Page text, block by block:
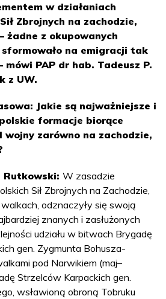
w działaniach
Zbrojnych na zachodzie,
żadne z okupowanych
na emigracji tak
mówi PAP dr hab. Tadeusz P.
z UW.
Jakie są najważniejsze i
formacje biorące
wojny zarówno na zachodzie,
Rutkowski: W zasadzie
Sił Zbrojnych na Zachodzie,
odznaczyły się swoją
znanych i zasłużonych
udziału w bitwach Brygadę
gen. Zygmunta Bohusza-
pod Narwikiem (maj–
Strzelców Karpackich gen.
wsławioną obroną Tobruku